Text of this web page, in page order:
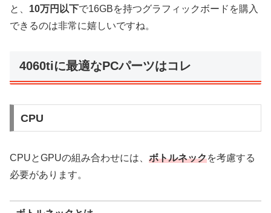
と、 10万円以下で16GBを持つグラフィックボードを購入
できるのは非常に嬉しいですね。
4060tiに最適なPCパーツはコレ
CPU
CPUとGPUの組み合わせには、 ボトルネックを考慮する
必要があります。